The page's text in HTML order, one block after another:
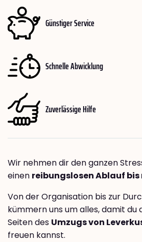
Günstiger Service
Schnelle Abwicklung
Zuverlässige Hilfe
Wir nehmen dir den ganzen
einen reibungslosen Ablauf bis
Von der Organisation bis zur
kümmern uns um alles, damit du
Seiten des Umzugs von
freuen kannst.